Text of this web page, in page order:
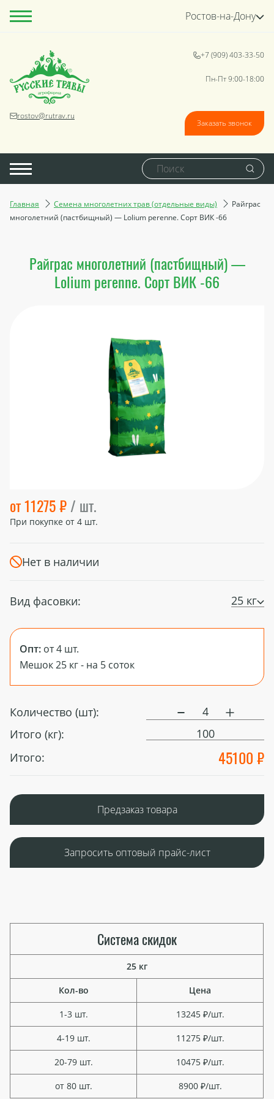
Ростов-на-Дону
rostov@rutrav.ru
+7 (909) 403-33-50
Пн-Пт 9:00-18:00
Заказать звонок
Главная Семена многолетних трав (отдельные виды)
Райграс
многолетний (пастбищный) — Lolium perenne. Сорт ВИК -66
Райграс многолетний (пастбищный) —
Lolium perenne. Сорт ВИК -66
от 11275 ₽/ шт.
При покупке от 4 шт.
Нет в наличии
Вид фасовки: 25 кг
Опт: от 4 шт.
Мешок 25 кг - на 5 соток
Количество (шт):
Итого (кг):
100
Итого:
45100 ₽
Предзаказ товара
Запросить оптовый прайс-лист
Система скидок
25 кг
Кол-во
1-3 шт.
4-19 шт.
20-79 шт.
от 80 шт.
Цена
13245 ₽/шт.
11275 ₽/шт.
10475 ₽/шт.
8900 ₽/шт.